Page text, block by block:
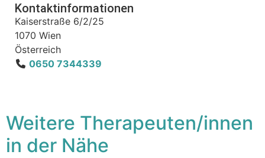
Kontaktinformationen
Kaiserstraße 6/2/25
1070 Wien
Österreich
0650 7344339
Weitere Therapeuten/innen
in der Nähe